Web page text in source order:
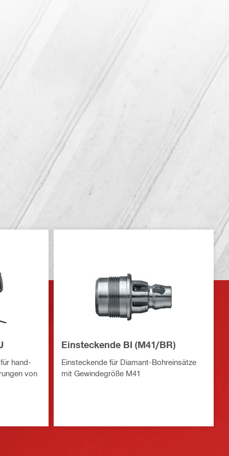
hand-
von
Einsteckende BI (M41/BR)
Einsteckende für Diamant-Bohreinsätze
mit Gewindegröße M41